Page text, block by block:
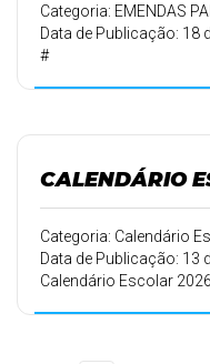
Categoria: EMENDAS
Data de Publicação: 18
#
CALENDÁRIO
Categoria: Calendário
Data de Publicação: 13
Calendário Escolar 2026